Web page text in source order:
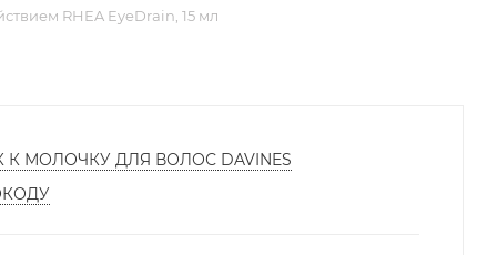
RHEA EyeDrain, 15 мл
МОЛОЧКУ ДЛЯ ВОЛОС DAVINES